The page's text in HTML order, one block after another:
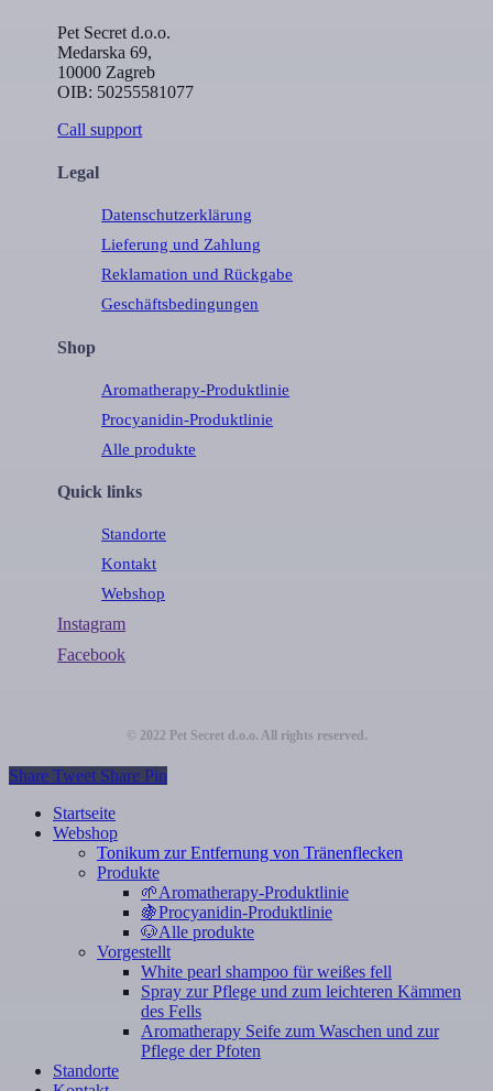
Pet Secret d.o.o.
Medarska 69,
10000 Zagreb
OIB: 50255581077
Call support
Legal
Datenschutzerklärung
Lieferung und Zahlung
Reklamation und Rückgabe
Geschäftsbedingungen
Shop
Aromatherapy-Produktlinie
Procyanidin-Produktlinie
Alle produkte
Quick links
Standorte
Kontakt
Webshop
Instagram
Facebook
© 2022 Pet Secret d.o.o. All rights reserved.
Share Tweet Share Pin
Close
Menu
Startseite
Webshop
Tonikum zur Entfernung von Tränenflecken
Produkte
🌱Aromatherapy-Produktlinie
🍇Procyanidin-Produktlinie
🐶Alle produkte
Vorgestellt
White pearl shampoo für weißes fell
Spray zur Pflege und zum leichteren Kämmen
des Fells
Aromatherapy Seife zum Waschen und zur
Pflege der Pfoten
Standorte